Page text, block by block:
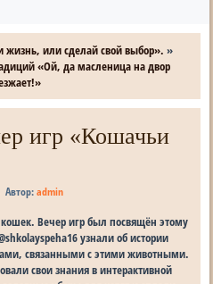
или сделай свой выбор». »
«Ой, да масленица на двор
игр «Кошачьи
Автор: admin
Вечер игр был посвящён этому
узнали об истории
связанными с этими животными.
свои знания в интерактивной